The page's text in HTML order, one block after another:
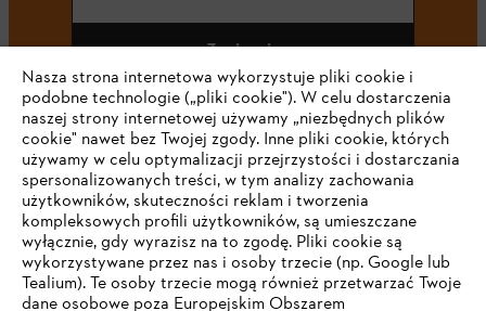
Zapisz się
#STIHL
Nasza strona internetowa wykorzystuje pliki cookie i
podobne technologie („pliki cookie"). W celu dostarczenia
naszej strony internetowej używamy „niezbędnych plików
cookie" nawet bez Twojej zgody. Inne pliki cookie, których
używamy w celu optymalizacji przejrzystości i dostarczania
spersonalizowanych treści, w tym analizy zachowania
użytkowników, skuteczności reklam i tworzenia
kompleksowych profili użytkowników, są umieszczane
wyłącznie, gdy wyrazisz na to zgodę. Pliki cookie są
wykorzystywane przez nas i osoby trzecie (np. Google lub
Tealium). Te osoby trzecie mogą również przetwarzać Twoje
dane osobowe poza Europejskim Obszarem